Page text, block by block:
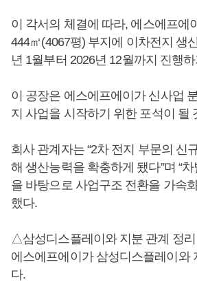
이 각서의 체결에 따라, 에스에프에
444㎡(4067평) 부지에 이차전지 생
년 1월부터 2026년 12월까지 진행
이 공장은 에스에프에이가 신사업
지 사업을 시작하기 위한 포석이 될
회사 관계자는 “2차 전지 부문의 신
해 생산능력을 확충하게 됐다”며 “
을 바탕으로 사업구조 전환을 가속
했다.
△삼성디스플레이와 지분 관계 정리
에스에프에이가 삼성디스플레이와
다.